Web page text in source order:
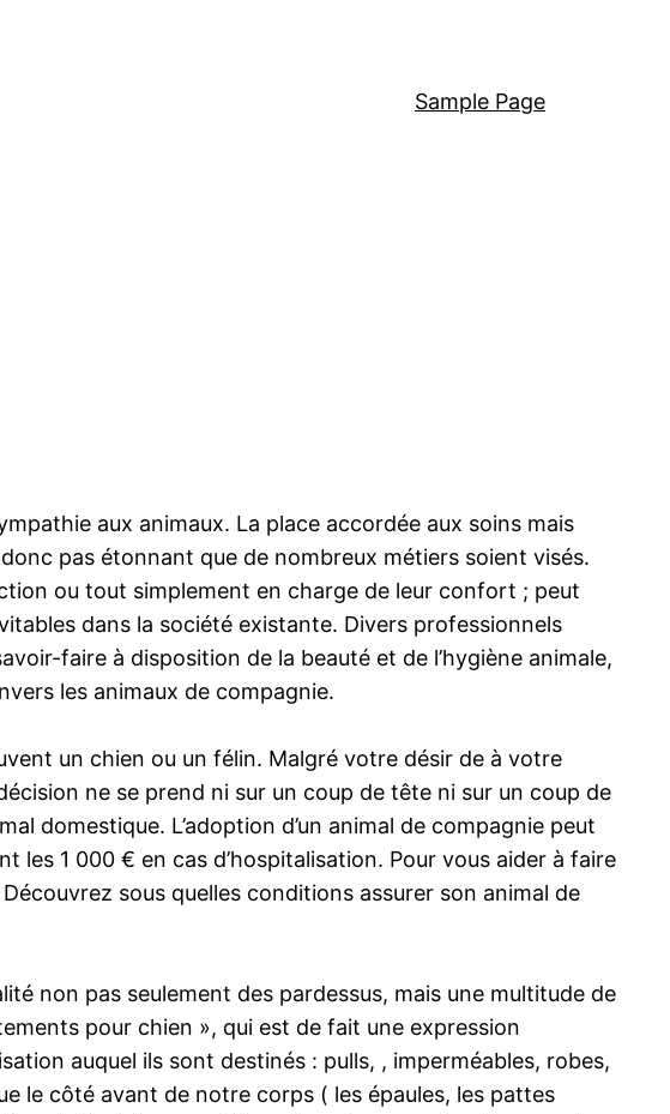
Sample Page
aux animaux. La place accordée aux soins mais
pas étonnant que de nombreux métiers soient visés.
ou tout simplement en charge de leur confort ; peut
dans la société existante. Divers professionnels
faire à disposition de la beauté et de l’hygiène animale,
les animaux de compagnie.
un chien ou un félin. Malgré votre désir de à votre
ne se prend ni sur un coup de tête ni sur un coup de
domestique. L’adoption d’un animal de compagnie peut
1 000 € en cas d’hospitalisation. Pour vous aider à faire
sous quelles conditions assurer son animal de
non pas seulement des pardessus, mais une multitude de
pour chien », qui est de fait une expression
auquel ils sont destinés : pulls, , imperméables, robes,
le côté avant de notre corps ( les épaules, les pattes